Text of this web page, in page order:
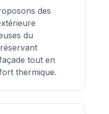
des
du
tout en
thermique.